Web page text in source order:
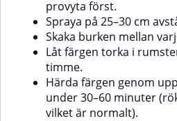
provyta först.
Spraya på 25–30 cm
Skaka burken mellan
Låt färgen torka i
timme.
Härda färgen genom
under 30–60 minuter
vilket är normalt).